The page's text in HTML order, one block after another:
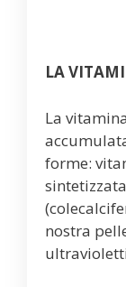
LA
La
forme:
nostra